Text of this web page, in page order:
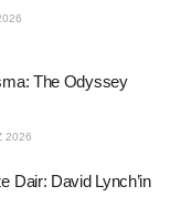
The Odyssey
2026
Dair: David Lynch’in